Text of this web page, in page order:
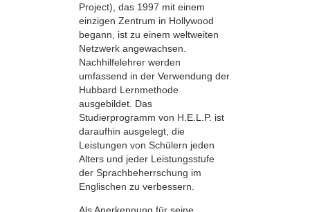
Project), das 1997 mit einem
einzigen Zentrum in Hollywood
begann, ist zu einem weltweiten
Netzwerk angewachsen.
Nachhilfelehrer werden
umfassend in der Verwendung der
Hubbard Lernmethode
ausgebildet. Das
Studierprogramm von H.E.L.P. ist
daraufhin ausgelegt, die
Leistungen von Schülern jeden
Alters und jeder Leistungsstufe
der Sprachbeherrschung im
Englischen zu verbessern.